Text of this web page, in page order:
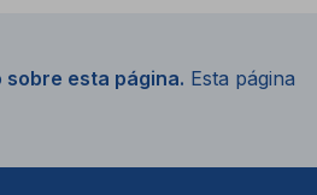
sobre esta página. Esta página